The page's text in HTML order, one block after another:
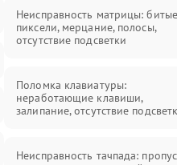
Неисправность матрицы: битые
пиксели, мерцание, полосы,
отсутствие подсветки
Поломка клавиатуры:
неработающие клавиши,
залипание, отсутствие
Неисправность тачпада: